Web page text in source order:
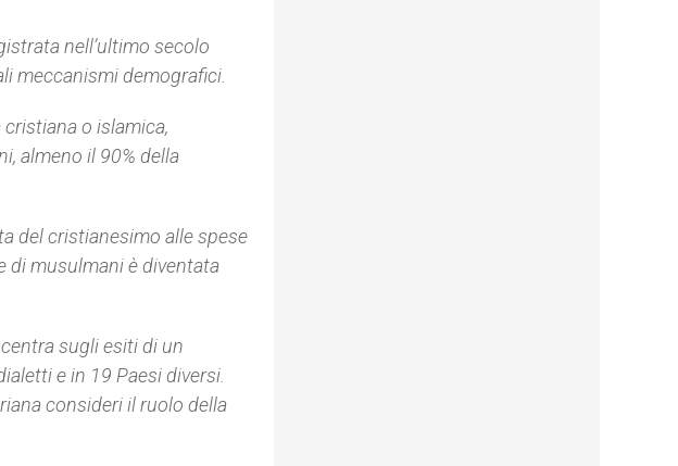
nell’ultimo secolo
meccanismi demografici.
o islamica,
almeno il 90% della
del cristianesimo alle spese
di musulmani è diventata
sugli esiti di un
e in 19 Paesi diversi.
consideri il ruolo della